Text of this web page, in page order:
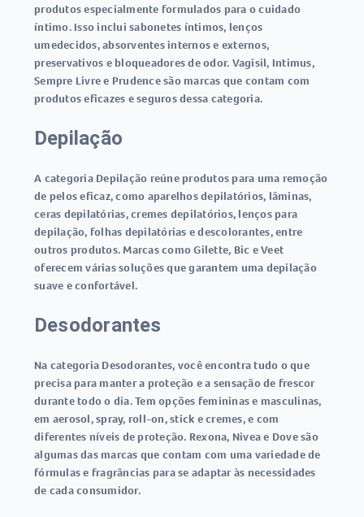
produtos especialmente formulados para o cuidado
íntimo. Isso inclui sabonetes íntimos, lenços
umedecidos, absorventes internos e externos,
preservativos e bloqueadores de odor. Vagisil, Intimus,
Sempre Livre e Prudence são marcas que contam com
produtos eficazes e seguros dessa categoria.
Depilação
A categoria Depilação reúne produtos para uma remoção
de pelos eficaz, como aparelhos depilatórios, lâminas,
ceras depilatórias, cremes depilatórios, lenços para
depilação, folhas depilatórias e descolorantes, entre
outros produtos. Marcas como Gilette, Bic e Veet
oferecem várias soluções que garantem uma depilação
suave e confortável.
Desodorantes
Na categoria Desodorantes, você encontra tudo o que
precisa para manter a proteção e a sensação de frescor
durante todo o dia. Tem opções femininas e masculinas,
em aerosol, spray, roll-on, stick e cremes, e com
diferentes níveis de proteção. Rexona, Nivea e Dove são
algumas das marcas que contam com uma variedade de
fórmulas e fragrâncias para se adaptar às necessidades
de cada consumidor.